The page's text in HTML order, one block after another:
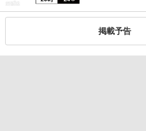
掲載予告